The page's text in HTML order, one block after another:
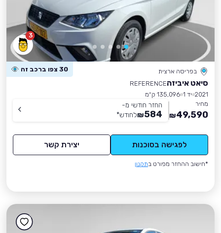
3
בפריסה ארצית 30 צפו ברכב זה
סיאט איביזהREFERENCE
2021 יד 1
135,096 ק״מ
מחיר
49,590
₪
החזר חודשי מ-
584
₪לחודש*
לפגישה בסוכנות יצירת קשר
*חישוב ההחזר מפורט בתקנון